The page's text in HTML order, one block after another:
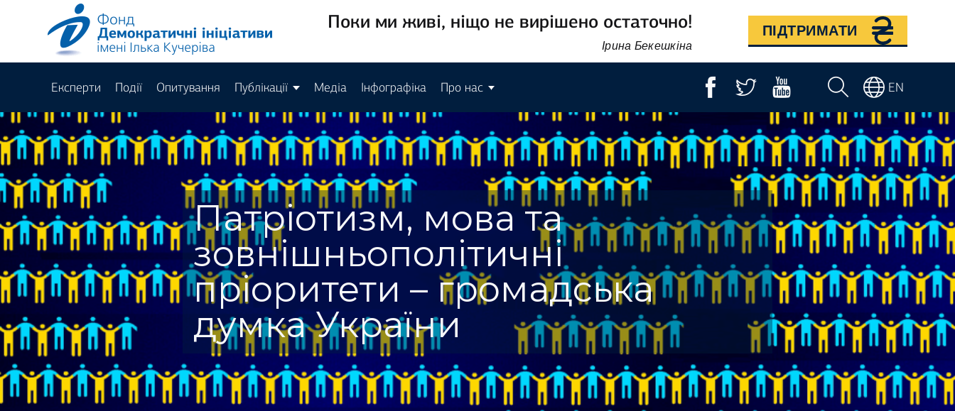
Поки ми живі, ніщо не вирішено остаточно!
Ірина Бекешкіна
ПІДТРИМАТИ
Експерти Події Опитування Публікації Медіа Інфографіка Про нас EN
Патріотизм, мова та
зовнішньополітичні
пріоритети – громадська
думка України